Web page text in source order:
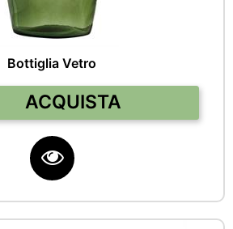
Bottiglia Vetro
Quantità
ACQUISTA